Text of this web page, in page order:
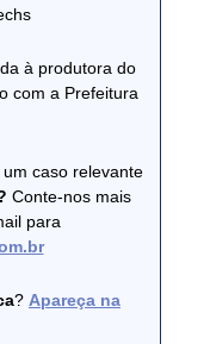
à produtora do
com a Prefeitura
caso relevante
Conte-nos mais
para
? Apareça na